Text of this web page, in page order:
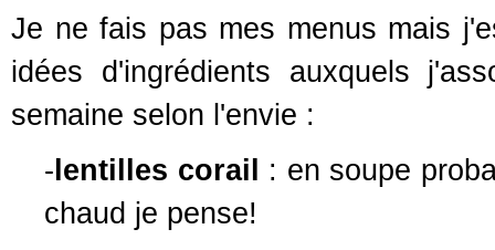
Je ne fais pas mes menus mais
idées d'ingrédients auxquels
semaine selon l'envie :
- lentilles corail
: en soupe
chaud je pense!